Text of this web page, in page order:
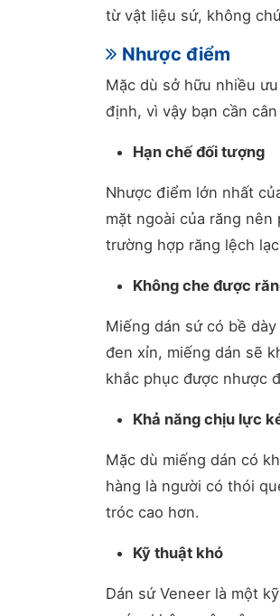
từ vật liệu sứ, không
Nhược điểm
Mặc dù sở hữu nhiều
định, vì vậy bạn cần
Hạn chế đối tượng
Nhược điểm lớn nhất
mặt ngoài của răng
trường hợp răng lệch
Không che được
Miếng dán sứ có bề
đen xỉn, miếng dán sẽ
khắc phục được nhược
Khả năng chịu lực
Mặc dù miếng dán có
hàng là người có thói
tróc cao hơn.
Kỹ thuật khó
Dán sứ Veneer là một